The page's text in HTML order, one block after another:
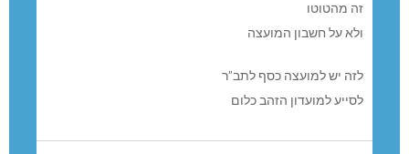
זה מהטוטו
ולא על חשבון המועצה
לזה יש למועצה כסף לתב”ר
לסייע למועדון הזהב כלום